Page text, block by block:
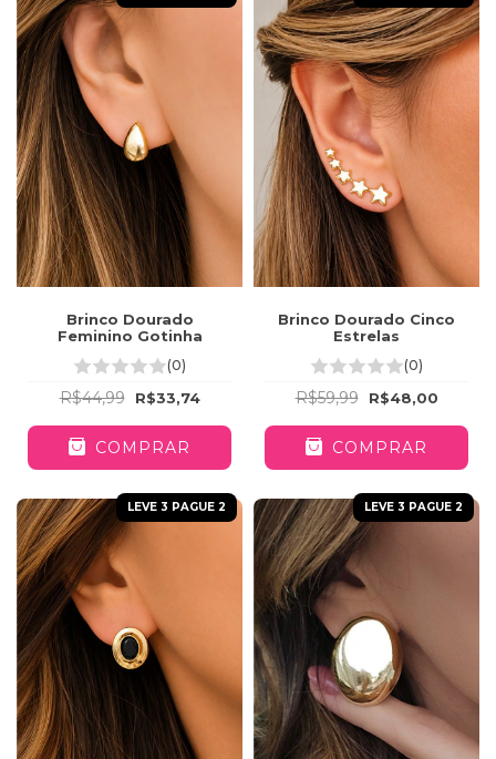
Brinco Dourado
Feminino Gotinha
(0)
R$44,99 R$33,74
COMPRAR
Brinco Dourado Cinco
Estrelas
(0)
R$59,99 R$48,00
COMPRAR
LEVE 3 PAGUE 2 LEVE 3 PAGUE 2